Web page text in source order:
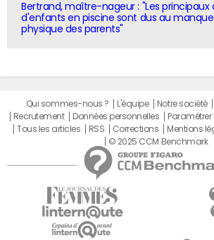
Bertrand, maître-nageur : "Les principaux
d'enfants en piscine sont dus au
physique des parents"
Qui sommes-nous ? L'équipe Notre société
Recrutement
Données personnelles Paramétrer
Tous les articles
RSS Corrections Mentions
© 2025 CCM Benchmark